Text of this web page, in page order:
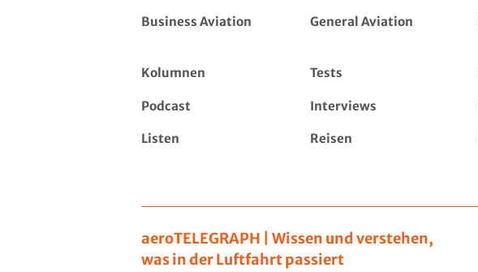
Business Aviation General Aviation
Kolumnen Tests
Podcast Interviews
Listen Reisen
aeroTELEGRAPH | Wissen und verstehen,
was in der Luftfahrt passiert